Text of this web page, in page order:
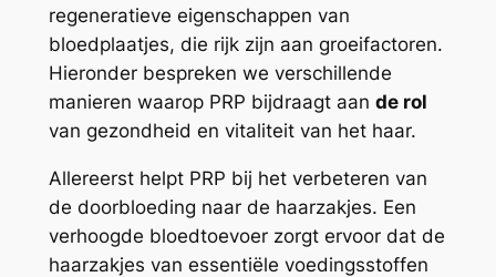
regeneratieve eigenschappen van
bloedplaatjes, die rijk zijn aan groeifactoren.
Hieronder bespreken we verschillende
manieren waarop PRP bijdraagt aan de rol
van gezondheid en vitaliteit van het haar.
Allereerst helpt PRP bij het verbeteren van
de doorbloeding naar de haarzakjes. Een
verhoogde bloedtoevoer zorgt ervoor dat de
haarzakjes van essentiële voedingsstoffen